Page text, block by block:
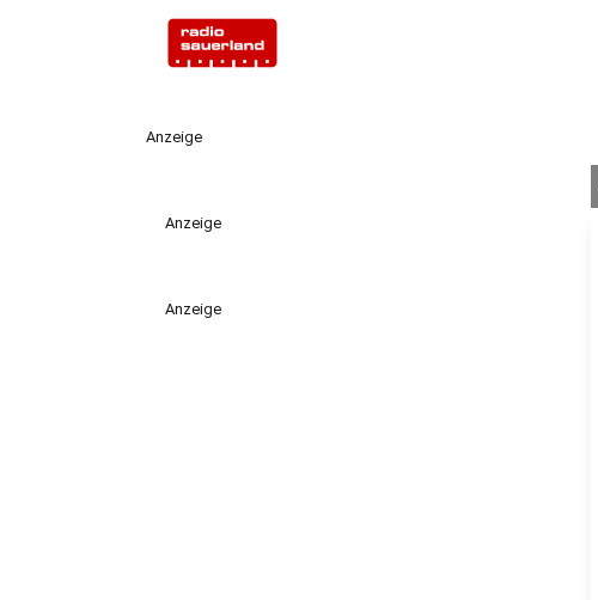
Anzeige
Anzeige
Anzeige